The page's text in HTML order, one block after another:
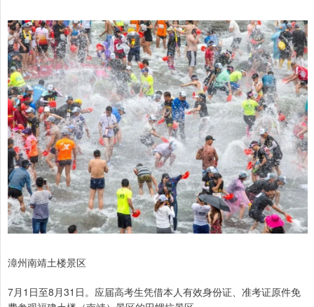
漳州南靖土楼景区
7月1日至8月31日。应届高考生凭借本人有效身份证、准考证原件免